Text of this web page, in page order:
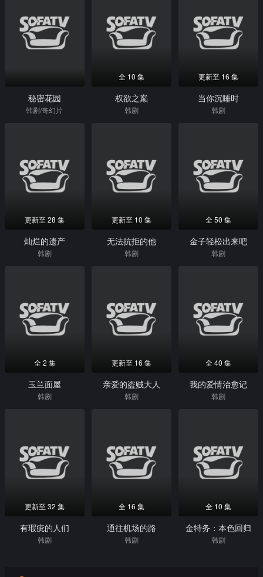
秘密花园
韩剧/奇幻片
全 10 集
权欲之巅
韩剧
更新至 16 集
当你沉睡时
韩剧
更新至 28 集
灿烂的遗产
韩剧
更新至 10 集
无法抗拒的他
韩剧
全 50 集
金子轻松出来吧
韩剧
全 2 集
玉兰面屋
韩剧
更新至 16 集
亲爱的盗贼大人
韩剧
全 40 集
我的爱情治愈记
韩剧
更新至 32 集
有瑕疵的人们
韩剧
全 16 集
通往机场的路
韩剧
全 10 集
金特务：本色回归
韩剧